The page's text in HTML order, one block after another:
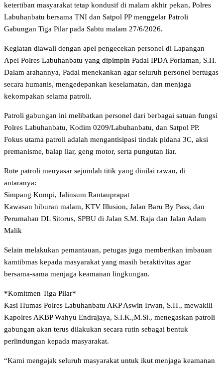
ketertiban masyarakat tetap kondusif di malam akhir pekan, Polres
Labuhanbatu bersama TNI dan Satpol PP menggelar Patroli
Gabungan Tiga Pilar pada Sabtu malam 27/6/2026.
Kegiatan diawali dengan apel pengecekan personel di Lapangan
Apel Polres Labuhanbatu yang dipimpin Padal IPDA Poriaman, S.H.
Dalam arahannya, Padal menekankan agar seluruh personel bertugas
secara humanis, mengedepankan keselamatan, dan menjaga
kekompakan selama patroli.
Patroli gabungan ini melibatkan personel dari berbagai satuan fungsi
Polres Labuhanbatu, Kodim 0209/Labuhanbatu, dan Satpol PP.
Fokus utama patroli adalah mengantisipasi tindak pidana 3C, aksi
premanisme, balap liar, geng motor, serta pungutan liar.
Rute patroli menyasar sejumlah titik yang dinilai rawan, di
antaranya:
Simpang Kompi, Jalinsum Rantauprapat
Kawasan hiburan malam, KTV Illusion, Jalan Baru By Pass, dan
Perumahan DL Sitorus, SPBU di Jalan S.M. Raja dan Jalan Adam
Malik
Selain melakukan pemantauan, petugas juga memberikan imbauan
kamtibmas kepada masyarakat yang masih beraktivitas agar
bersama-sama menjaga keamanan lingkungan.
*Komitmen Tiga Pilar*
Kasi Humas Polres Labuhanbatu AKP Aswin Irwan, S.H., mewakili
Kapolres AKBP Wahyu Endrajaya, S.I.K.,M.Si., menegaskan patroli
gabungan akan terus dilakukan secara rutin sebagai bentuk
perlindungan kepada masyarakat.
“Kami mengajak seluruh masyarakat untuk ikut menjaga keamanan